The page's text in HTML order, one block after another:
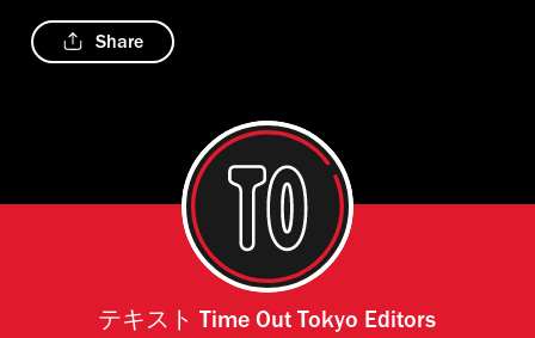
Share
テキスト Time Out Tokyo Editors